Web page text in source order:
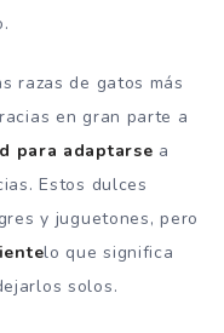
razas de gatos más
en gran parte a
para adaptarse a
Estos dulces
y juguetones, pero
lo que significa
solos.